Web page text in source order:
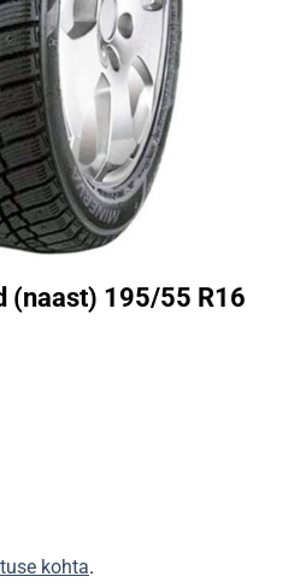
(naast) 195/55 R16
kohta.